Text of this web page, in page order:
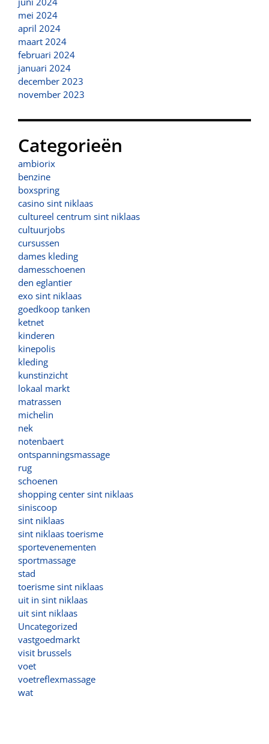
mei 2024
april 2024
maart 2024
februari 2024
januari 2024
december 2023
november 2023
Categorieën
ambiorix
benzine
boxspring
casino sint niklaas
cultureel centrum sint niklaas
cultuurjobs
cursussen
dames kleding
damesschoenen
den eglantier
exo sint niklaas
goedkoop tanken
ketnet
kinderen
kinepolis
kleding
kunstinzicht
lokaal markt
matrassen
michelin
nek
notenbaert
ontspanningsmassage
rug
schoenen
shopping center sint niklaas
siniscoop
sint niklaas
sint niklaas toerisme
sportevenementen
sportmassage
stad
toerisme sint niklaas
uit in sint niklaas
uit sint niklaas
Uncategorized
vastgoedmarkt
visit brussels
voet
voetreflexmassage
wat